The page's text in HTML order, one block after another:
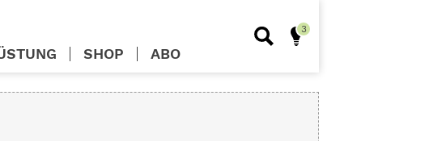
SHOP ABO